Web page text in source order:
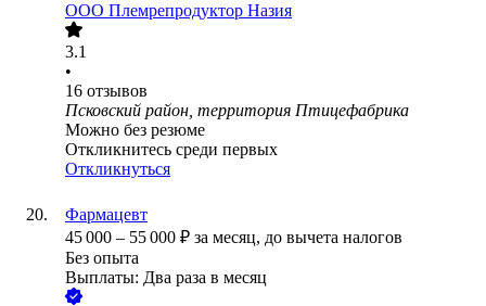
ООО Племрепродуктор Назия
3.1
•
16 отзывов
Псковский район, территория Птицефабрика
Можно без резюме
Откликнитесь среди первых
Откликнуться
Фармацевт
45 000 – 55 000 ₽ за месяц, до вычета налогов
Без опыта
Выплаты: Два раза в месяц